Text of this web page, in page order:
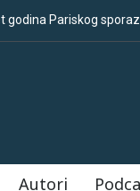
Sve što treba da znate o
Autori